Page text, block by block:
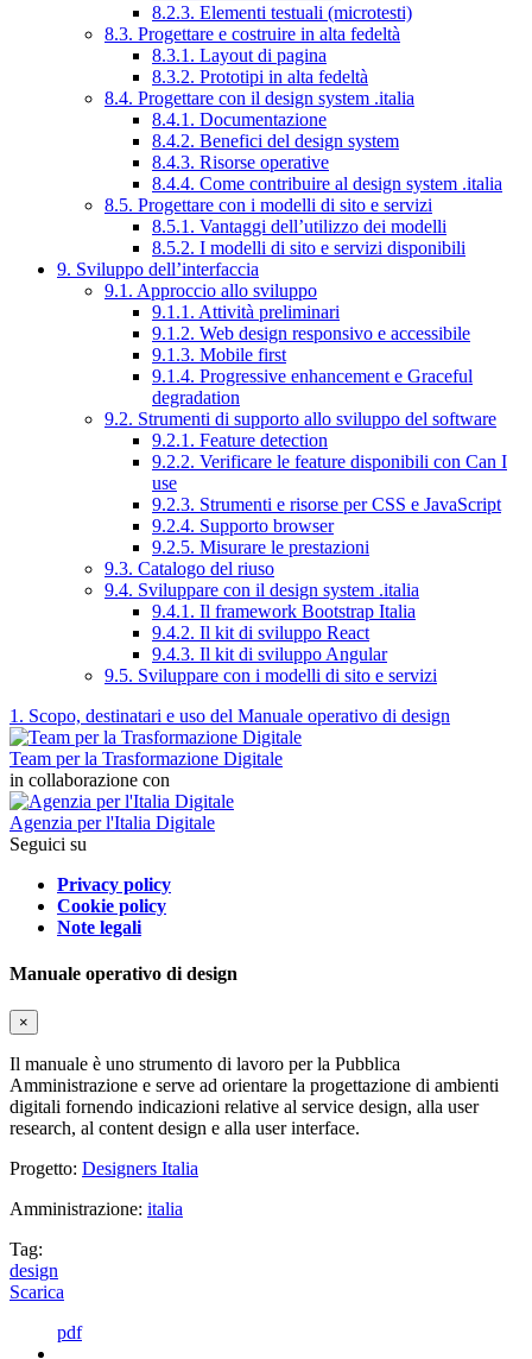
8.2.3. Elementi testuali (microtesti)
8.3. Progettare e costruire in alta fedeltà
8.3.1. Layout di pagina
8.3.2. Prototipi in alta fedeltà
8.4. Progettare con il design system .italia
8.4.1. Documentazione
8.4.2. Benefici del design system
8.4.3. Risorse operative
8.4.4. Come contribuire al design system .italia
8.5. Progettare con i modelli di sito e servizi
8.5.1. Vantaggi dell’utilizzo dei modelli
8.5.2. I modelli di sito e servizi disponibili
9. Sviluppo dell’interfaccia
9.1. Approccio allo sviluppo
9.1.1. Attività preliminari
9.1.2. Web design responsivo e accessibile
9.1.3. Mobile first
9.1.4. Progressive enhancement e Graceful
degradation
9.2. Strumenti di supporto allo sviluppo del software
9.2.1. Feature detection
9.2.2. Verificare le feature disponibili con Can I
use
9.2.3. Strumenti e risorse per CSS e JavaScript
9.2.4. Supporto browser
9.2.5. Misurare le prestazioni
9.3. Catalogo del riuso
9.4. Sviluppare con il design system .italia
9.4.1. Il framework Bootstrap Italia
9.4.2. Il kit di sviluppo React
9.4.3. Il kit di sviluppo Angular
9.5. Sviluppare con i modelli di sito e servizi
1. Scopo, destinatari e uso del Manuale operativo di design
Team per la Trasformazione Digitale
in collaborazione con
Agenzia per l'Italia Digitale
Seguici su
Privacy policy
Cookie policy
Note legali
Manuale operativo di design
×
Il manuale è uno strumento di lavoro per la Pubblica
Amministrazione e serve ad orientare la progettazione di ambienti
digitali fornendo indicazioni relative al service design, alla user
research, al content design e alla user interface.
Progetto: Designers Italia
Amministrazione: italia
Tag:
design
Scarica
pdf